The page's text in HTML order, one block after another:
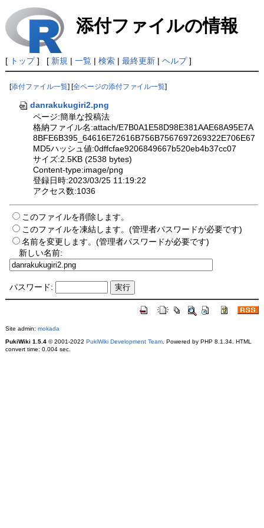
添付ファイルの情報
[ トップ] [ 新規 | 一覧| 検索| 最終更新| ヘルプ]
[添付ファイル一覧 ] [全ページの添付ファイル一覧
danrakukugiri2.png
ページ:簡単な投稿法
格納ファイル名:attach/E7B0A1E58D98E381AAE68A95E7A
8BFE6B395_64616E72616B756B7567697269322E706E67
MD5ハッシュ値:0dffcfae9206849667b520eb4b37cc07
サイズ:2.5KB (2538 bytes)
Content-type:image/png
登録日時:2023/03/25 11:19:22
アクセス数:1036
このファイルを削除します。
このファイルを凍結します。(管理者パスワードが必要です)
名前を変更します。(管理者パスワードが必要です)
新しい名前:
パスワード:
Site admin: mokada
PukiWiki 1.5.4© 2001-2022 PukiWiki Development Team. Powered by PHP 8.1.34. HTML
convert time: 0.004 sec.